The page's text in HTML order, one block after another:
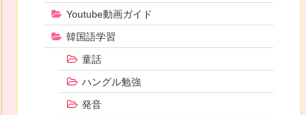
Youtube動画ガイド
韓国語学習
童話
ハングル勉強
発音